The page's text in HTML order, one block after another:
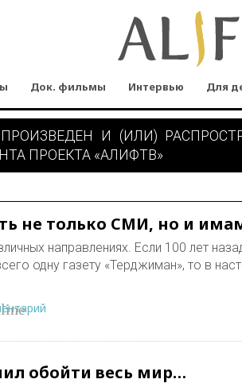
Док. фильмы Интервью Для
И (ИЛИ)
ПРОЕКТА «АЛИФТВ»
не только СМИ, но и
направлениях. Если 100 лет
одну газету «Терджиман», то в
обойти весь мир…